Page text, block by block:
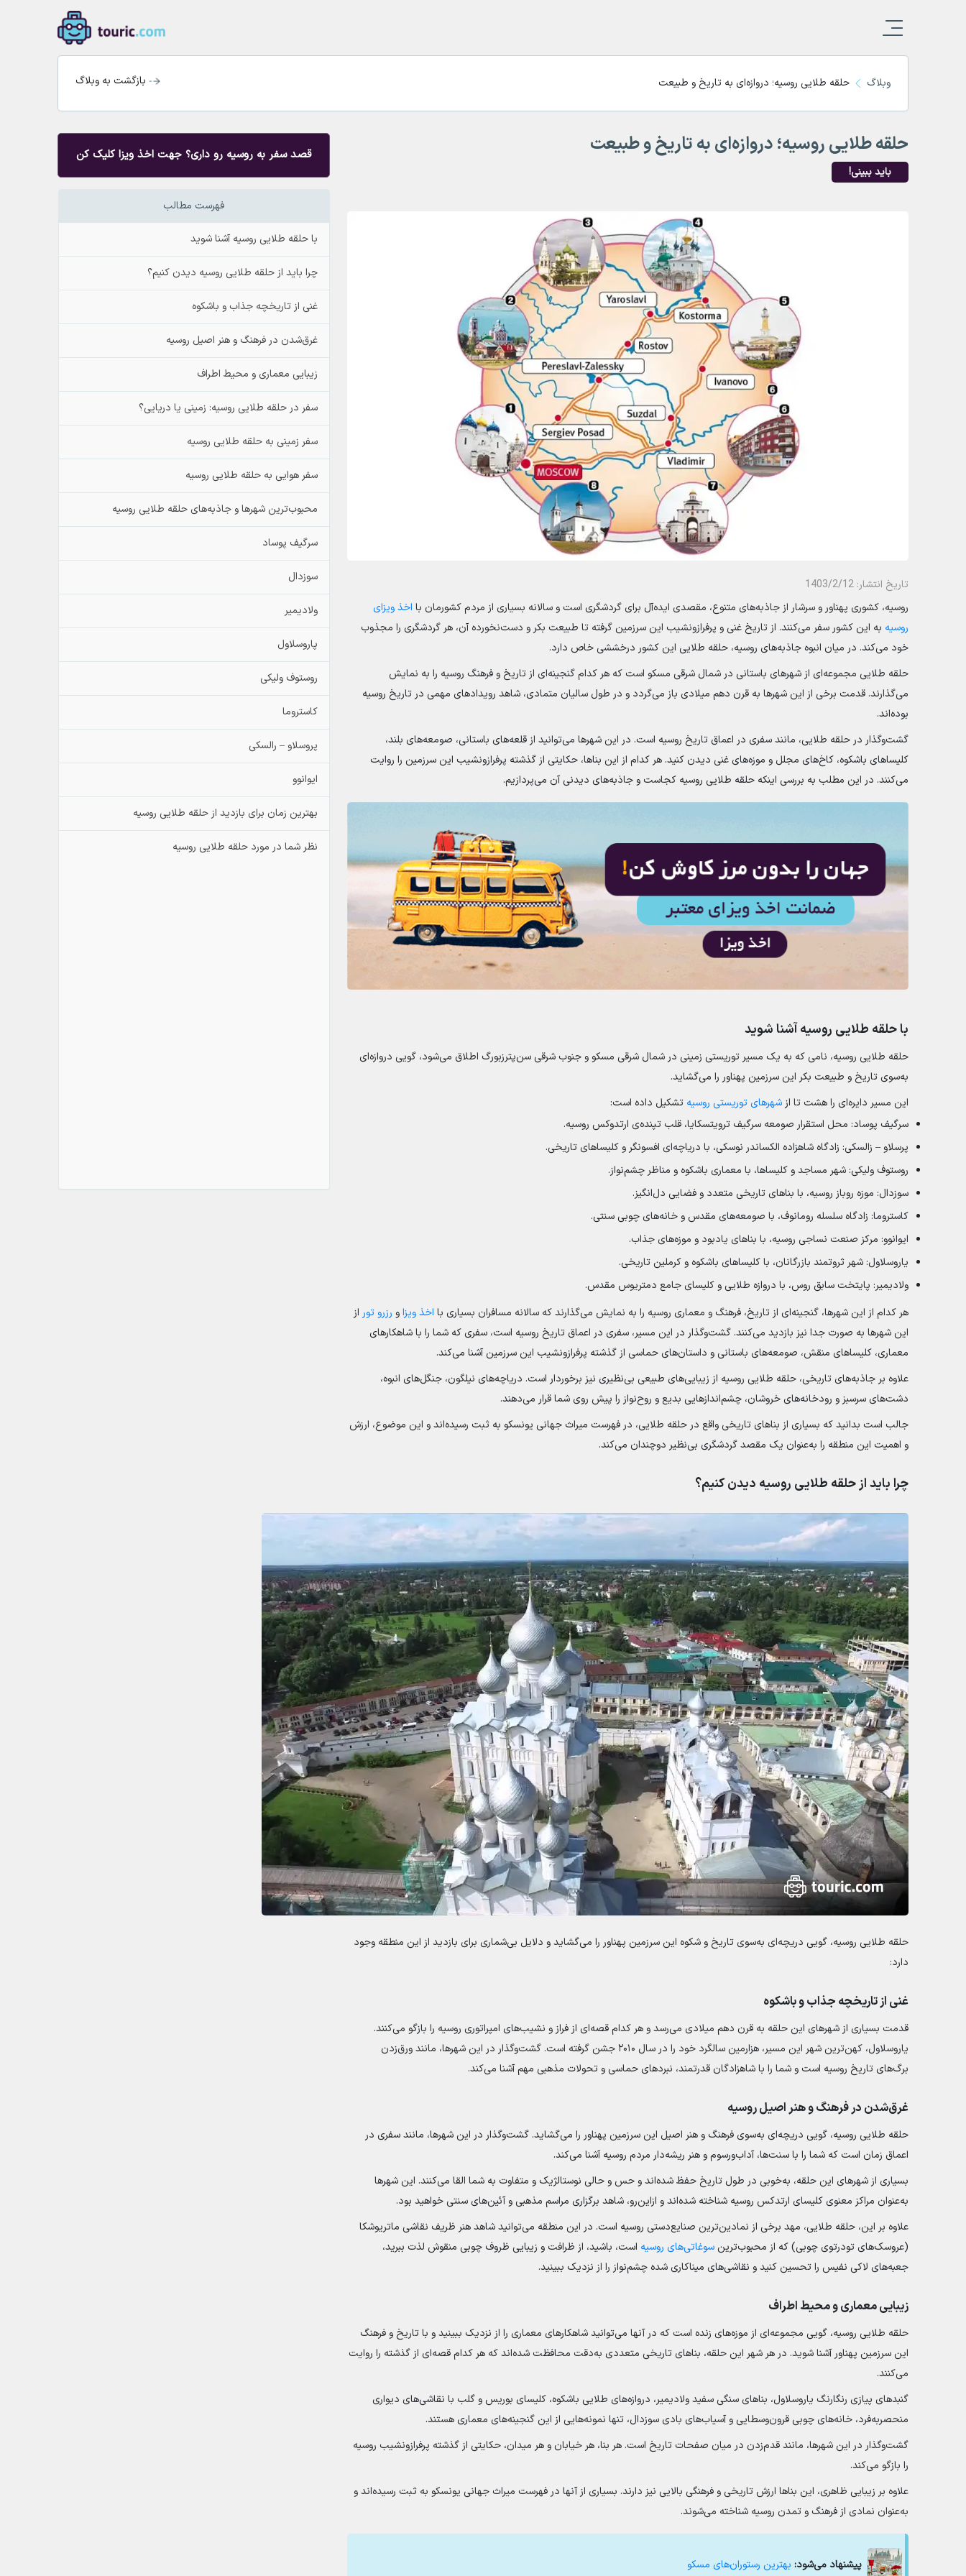
وبلاگ حلقه طلایی روسیه؛ دروازه‌ای به تاریخ و طبیعت بازگشت به وبلاگ
قصد سفر به روسیه رو داری؟ جهت اخذ ویزا کلیک کن
فهرست مطالب
با حلقه طلایی روسیه آشنا شوید
چرا باید از حلقه طلایی روسیه دیدن کنیم؟
غنی از تاریخچه جذاب و باشکوه
غرق‌شدن در فرهنگ و هنر اصیل روسیه
زیبایی معماری و محیط اطراف
سفر در حلقه طلایی روسیه: زمینی یا دریایی؟
سفر زمینی به حلقه طلایی روسیه
سفر هوایی به حلقه طلایی روسیه
محبوب‌ترین شهرها و جاذبه‌های حلقه طلایی روسیه
سرگیف پوساد
سوزدال
ولادیمیر
پاروسلاول
روستوف ولیکی
کاستروما
پروسلاو – رالسکی
ایوانوو
بهترین زمان برای بازدید از حلقه طلایی روسیه
نظر شما در مورد حلقه طلایی روسیه
حلقه طلایی روسیه؛ دروازه‌ای به تاریخ و طبیعت
باید ببینی!
تاریخ انتشار: 1403/2/12
روسیه، کشوری پهناور و سرشار از جاذبه‌های متنوع، مقصدی ایده‌آل برای گردشگری است و سالانه بسیاری از مردم کشورمان با اخذ ویزای
روسیه به این کشور سفر می‌کنند. از تاریخ غنی و پرفرازونشیب این سرزمین گرفته تا طبیعت بکر و دست‌نخورده آن، هر گردشگری را مجذوب
خود می‌کند. در میان انبوه جاذبه‌های روسیه، حلقه طلایی این کشور درخششی خاص دارد.
حلقه طلایی مجموعه‌ای از شهرهای باستانی در شمال شرقی مسکو است که هر کدام گنجینه‌ای از تاریخ و فرهنگ روسیه را به نمایش
می‌گذارند. قدمت برخی از این شهرها به قرن دهم میلادی باز می‌گردد و در طول سالیان متمادی، شاهد رویدادهای مهمی در تاریخ روسیه
بوده‌اند.
گشت‌وگذار در حلقه طلایی، مانند سفری در اعماق تاریخ روسیه است. در این شهرها می‌توانید از قلعه‌های باستانی، صومعه‌های بلند،
کلیساهای باشکوه، کاخ‌های مجلل و موزه‌های غنی دیدن کنید. هر کدام از این بناها، حکایتی از گذشته پرفرازونشیب این سرزمین را روایت
می‌کنند. در این مطلب به بررسی اینکه حلقه طلایی روسیه کجاست و جاذبه‌های دیدنی آن می‌پردازیم.
با حلقه طلایی روسیه آشنا شوید
حلقه طلایی روسیه، نامی که به یک مسیر توریستی زمینی در شمال شرقی مسکو و جنوب شرقی سن‌پترزبورگ اطلاق می‌شود، گویی دروازه‌ای
به‌سوی تاریخ و طبیعت بکر این سرزمین پهناور را می‌گشاید.
این مسیر دایره‌ای را هشت تا ازشهرهای توریستی روسیه تشکیل داده است:
سرگیف پوساد: محل استقرار صومعه سرگیف ترویتسکایا، قلب تپنده‌ی ارتدوکس روسیه.
پرسلاو – زالسکی: زادگاه شاهزاده الکساندر نوسکی، با دریاچه‌ای افسونگر و کلیساهای تاریخی.
روستوف ولیکی: شهر مساجد و کلیساها، با معماری باشکوه و مناظر چشم‌نواز.
سوزدال: موزه روباز روسیه، با بناهای تاریخی متعدد و فضایی دل‌انگیز.
کاستروما: زادگاه سلسله رومانوف، با صومعه‌های مقدس و خانه‌های چوبی سنتی.
ایوانوو: مرکز صنعت نساجی روسیه، با بناهای یادبود و موزه‌های جذاب.
یاروسلاول: شهر ثروتمند بازرگانان، با کلیساهای باشکوه و کرملین تاریخی.
ولادیمیر: پایتخت سابق روس، با دروازه طلایی و کلیسای جامع دمتریوس مقدس.
هر کدام از این شهرها، گنجینه‌ای از تاریخ، فرهنگ و معماری روسیه را به نمایش می‌گذارند که سالانه مسافران بسیاری با اخذ ویزاو رزرو تور از
این شهرها به صورت جدا نیز بازدید می‌کنند. گشت‌وگذار در این مسیر، سفری در اعماق تاریخ روسیه است، سفری که شما را با شاهکارهای
معماری، کلیساهای منقش، صومعه‌های باستانی و داستان‌های حماسی از گذشته پرفرازونشیب این سرزمین آشنا می‌کند.
علاوه بر جاذبه‌های تاریخی، حلقه طلایی روسیه از زیبایی‌های طبیعی بی‌نظیری نیز برخوردار است. دریاچه‌های نیلگون، جنگل‌های انبوه،
دشت‌های سرسبز و رودخانه‌های خروشان، چشم‌اندازهایی بدیع و روح‌نواز را پیش روی شما قرار می‌دهند.
جالب است بدانید که بسیاری از بناهای تاریخی واقع در حلقه طلایی، در فهرست میراث جهانی یونسکو به ثبت رسیده‌اند و این موضوع، ارزش
و اهمیت این منطقه را به‌عنوان یک مقصد گردشگری بی‌نظیر دوچندان می‌کند.
چرا باید از حلقه طلایی روسیه دیدن کنیم؟
حلقه طلایی روسیه، گویی دریچه‌ای به‌سوی تاریخ و شکوه این سرزمین پهناور را می‌گشاید و دلایل بی‌شماری برای بازدید از این منطقه وجود
دارد:
غنی از تاریخچه جذاب و باشکوه
قدمت بسیاری از شهرهای این حلقه به قرن دهم میلادی می‌رسد و هر کدام قصه‌ای از فراز و نشیب‌های امپراتوری روسیه را بازگو می‌کنند.
یاروسلاول، کهن‌ترین شهر این مسیر، هزارمین سالگرد خود را در سال ۲۰۱۰ جشن گرفته است. گشت‌وگذار در این شهرها، مانند ورق‌زدن
برگ‌های تاریخ روسیه است و شما را با شاهزادگان قدرتمند، نبردهای حماسی و تحولات مذهبی مهم آشنا می‌کند.
غرق‌شدن در فرهنگ و هنر اصیل روسیه
حلقه طلایی روسیه، گویی دریچه‌ای به‌سوی فرهنگ و هنر اصیل این سرزمین پهناور را می‌گشاید. گشت‌وگذار در این شهرها، مانند سفری در
اعماق زمان است که شما را با سنت‌ها، آداب‌ورسوم و هنر ریشه‌دار مردم روسیه آشنا می‌کند.
بسیاری از شهرهای این حلقه، به‌خوبی در طول تاریخ حفظ شده‌اند و حس و حالی نوستالژیک و متفاوت به شما القا می‌کنند. این شهرها
به‌عنوان مراکز معنوی کلیسای ارتدکس روسیه شناخته شده‌اند و ازاین‌رو، شاهد برگزاری مراسم مذهبی و آئین‌های سنتی خواهید بود.
علاوه بر این، حلقه طلایی، مهد برخی از نمادین‌ترین صنایع‌دستی روسیه است. در این منطقه می‌توانید شاهد هنر ظریف نقاشی ماتریوشکا
(عروسک‌های تودرتوی چوبی) که از محبوب‌ترینسوغاتی‌های روسیه است، باشید، از ظرافت و زیبایی ظروف چوبی منقوش لذت ببرید،
جعبه‌های لاکی نفیس را تحسین کنید و نقاشی‌های میناکاری شده چشم‌نواز را از نزدیک ببینید.
زیبایی معماری و محیط اطراف
حلقه طلایی روسیه، گویی مجموعه‌ای از موزه‌های زنده است که در آنها می‌توانید شاهکارهای معماری را از نزدیک ببینید و با تاریخ و فرهنگ
این سرزمین پهناور آشنا شوید. در هر شهر این حلقه، بناهای تاریخی متعددی به‌دقت محافظت شده‌اند که هر کدام قصه‌ای از گذشته را روایت
می‌کنند.
گنبدهای پیازی رنگارنگ یاروسلاول، بناهای سنگی سفید ولادیمیر، دروازه‌های طلایی باشکوه، کلیسای بوریس و گلب با نقاشی‌های دیواری
منحصربه‌فرد، خانه‌های چوبی قرون‌وسطایی و آسیاب‌های بادی سوزدال، تنها نمونه‌هایی از این گنجینه‌های معماری هستند.
گشت‌وگذار در این شهرها، مانند قدم‌زدن در میان صفحات تاریخ است. هر بنا، هر خیابان و هر میدان، حکایتی از گذشته پرفرازونشیب روسیه
را بازگو می‌کند.
علاوه بر زیبایی ظاهری، این بناها ارزش تاریخی و فرهنگی بالایی نیز دارند. بسیاری از آنها در فهرست میراث جهانی یونسکو به ثبت رسیده‌اند و
به‌عنوان نمادی از فرهنگ و تمدن روسیه شناخته می‌شوند.
پیشنهاد می‌شود: بهترین رستوران‌های مسکو